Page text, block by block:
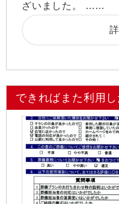
ざいました。 ……
できればまた利用し